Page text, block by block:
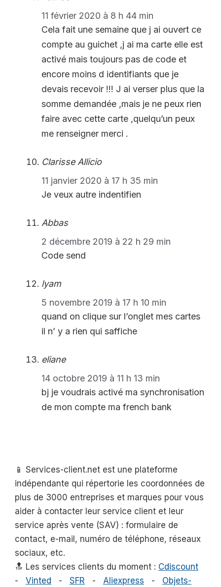
11 février 2020 à 8 h 44 min
Cela fait une semaine que j ai ouvert ce
compte au guichet ,j ai ma carte elle est
activé mais toujours pas de code et
encore moins d identifiants que je
devais recevoir !!! J ai verser plus que la
somme demandée ,mais je ne peux rien
faire avec cette carte ,quelqu’un peux
me renseigner merci .
Clarisse Allicio
11 janvier 2020 à 17 h 35 min
Je veux autre indentifien
Abbas
2 décembre 2019 à 22 h 29 min
Code send
lyam
5 novembre 2019 à 17 h 10 min
quand on clique sur l’onglet mes cartes
il n’ y a rien qui saffiche
eliane
14 octobre 2019 à 11 h 13 min
bj je voudrais activé ma synchronisation
de mon compte ma french bank
📱 Services-client.net est une plateforme
indépendante qui répertorie les coordonnées de
plus de 3000 entreprises et marques pour vous
aider à contacter leur service client et leur
service après vente (SAV) : formulaire de
contact, e-mail, numéro de téléphone, réseaux
sociaux, etc.
🔝 Les services clients du moment : Cdiscount
- Vinted - SFR - Aliexpress - Objets-